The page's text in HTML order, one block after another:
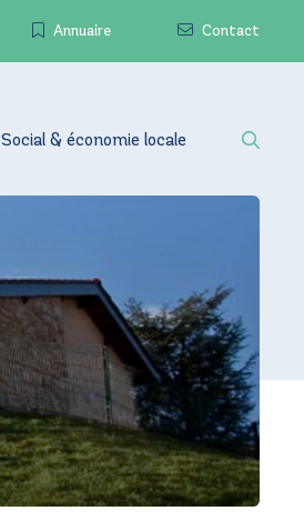
Annuaire Contact
Social & économie locale